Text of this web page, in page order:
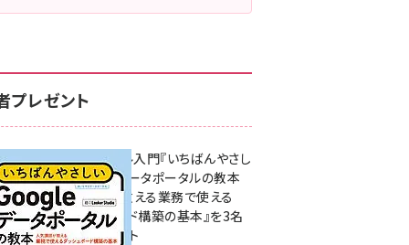
プレゼント
無料BIツール入門『いちばんやさし
いGoogleデータポータルの教本
人気講師が教える業務で使える
ダッシュボード構築の基本』を3名
様にプレゼント